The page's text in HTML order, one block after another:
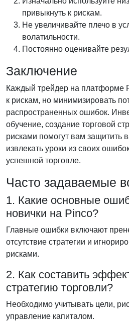
привыкнуть к рискам.
Не увеличивайте плечо в
волатильности.
Постоянно оценивайте
Заключение
Каждый трейдер на платформе
к рискам, но минимизировать
распространенных ошибок.
обучение, создание торговой
рисками помогут вам защитить
извлекать уроки из своих
успешной торговле.
Часто задаваемые
1. Какие основные
новички на Pinco?
Главные ошибки включают
отсутствие стратегии и
рисками.
2. Как составить
стратегию торговли?
Необходимо учитывать цели,
управление капиталом.